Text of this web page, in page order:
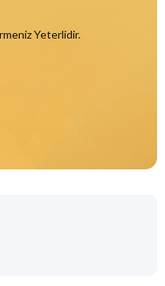
Yeterlidir.